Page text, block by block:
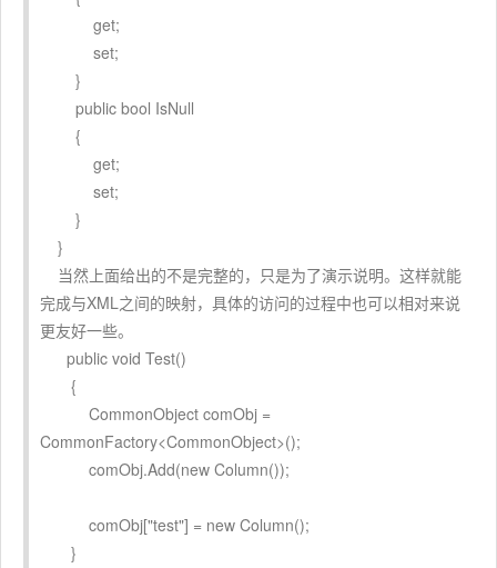
get;
set;
}
public bool IsNull
{
get;
set;
}
}
当然上面给出的不是完整的，只是为了演示说明。这样就能
完成与XML之间的映射，具体的访问的过程中也可以相对来说
更友好一些。
public void Test()
{
CommonObject comObj =
CommonFactory<CommonObject>();
comObj.Add(new Column());
comObj["test"] = new Column();
}